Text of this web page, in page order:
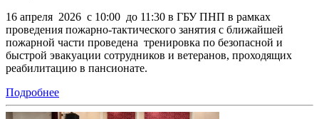
16 апреля 2026 с 10:00 до 11:30 в ГБУ ПНП в рамках
проведения пожарно-тактического занятия с ближайшей
пожарной части проведена тренировка по безопасной и
быстрой эвакуации сотрудников и ветеранов, проходящих
реабилитацию в пансионате.
Подробнее